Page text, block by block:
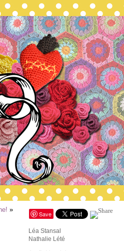
»
Save
Léa Stansal
Nathalie Lété